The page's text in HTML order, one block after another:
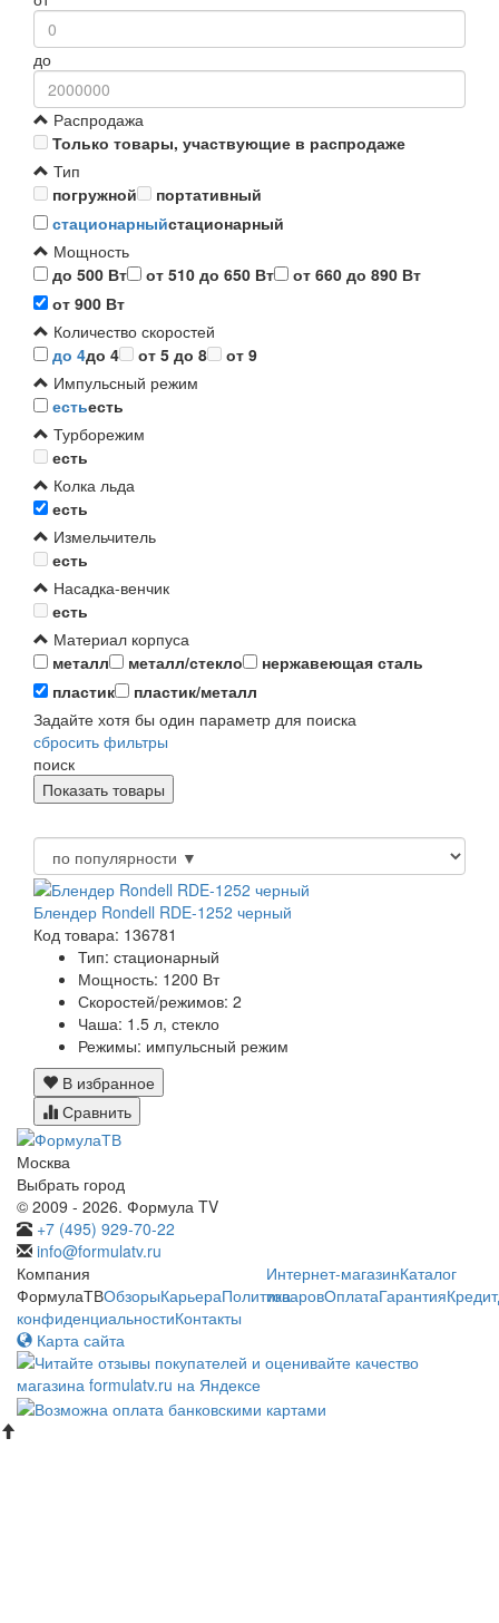
до
Распродажа
Только товары, участвующие в распродаже
Тип
погружной
портативный
стационарныйстационарный
Мощность
до 500 Вт
от 510 до 650 Вт
от 660 до 890 Вт
от 900 Вт
Количество скоростей
до 4до 4 от 5 до 8
от 9
Импульсный режим
естьесть
Турборежим
есть
Колка льда
есть
Измельчитель
есть
Насадка-венчик
есть
Материал корпуса
металл
металл/стекло
нержавеющая сталь
пластик
пластик/металл
Задайте хотя бы один параметр для поиска
сбросить фильтры
поиск
Блендер Rondell RDE-1252 черный
Код товара: 136781
Тип: стационарный
Мощность: 1200 Вт
Скоростей/режимов: 2
Чаша: 1.5 л, стекло
Режимы: импульсный режим
В избранное
Сравнить
Москва
Выбрать город
© 2009 - 2026. Формула TV
+7 (495) 929-70-22
info@formulatv.ru
Компания
ФормулаТВОбзорыКарьераПолитика
конфиденциальностиКонтакты
Интернет-магазинКаталог
товаровОплатаГарантияКредит
Карта сайта